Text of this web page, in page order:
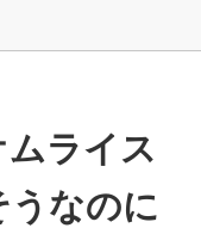
ムライス
なのに